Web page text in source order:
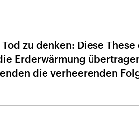
zu denken: Diese These
Erderwärmung
die verheerenden